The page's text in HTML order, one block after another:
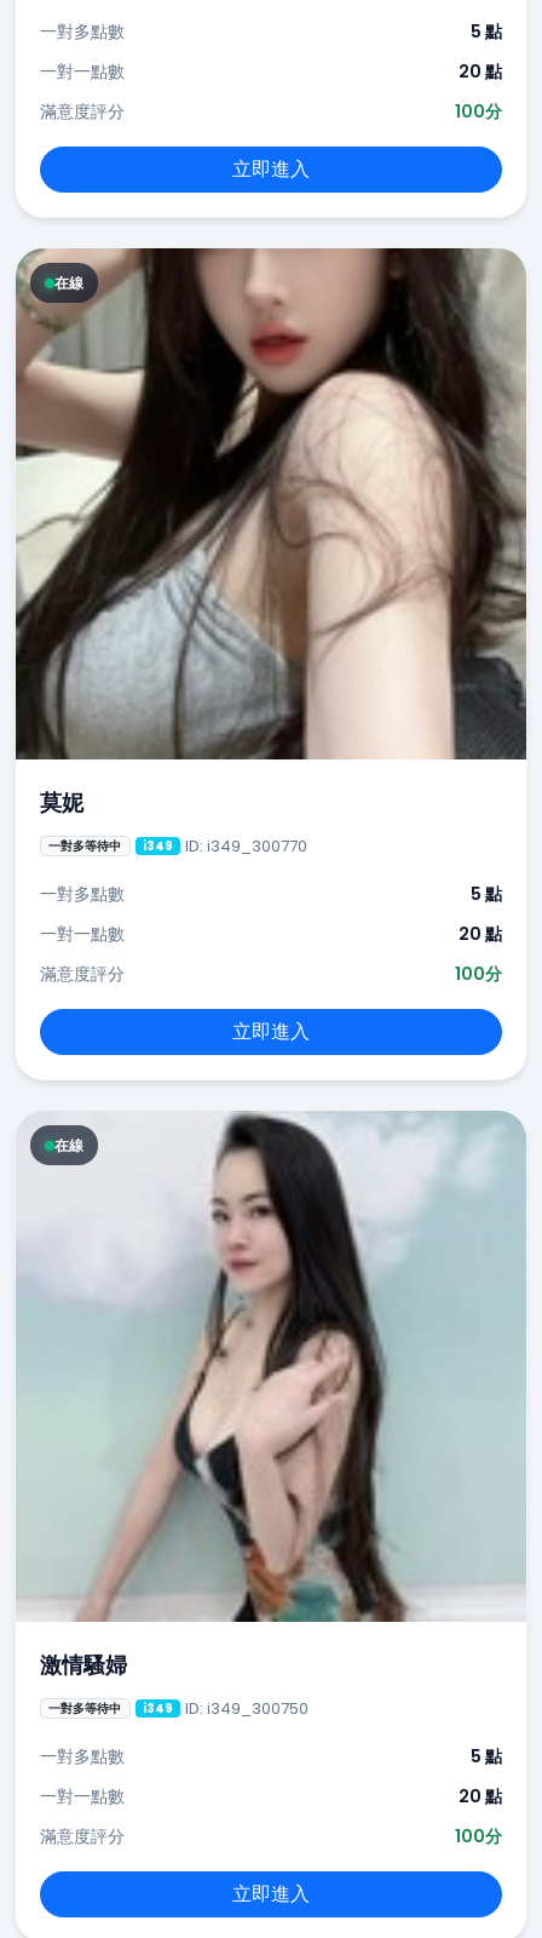
一對多點數
5 點
一對一點數
20 點
滿意度評分
100分
立即進入
在線
莫妮
一對多等待中 i349 ID: i349_300770
一對多點數
5 點
一對一點數
20 點
滿意度評分
100分
立即進入
在線
激情騷婦
一對多等待中 i349 ID: i349_300750
一對多點數
5 點
一對一點數
20 點
滿意度評分
100分
立即進入